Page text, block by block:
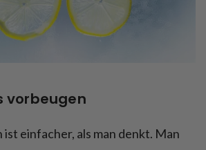
vorbeugen
einfacher, als man denkt. Man